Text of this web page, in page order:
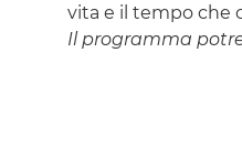
vita e il tempo che
Il programma